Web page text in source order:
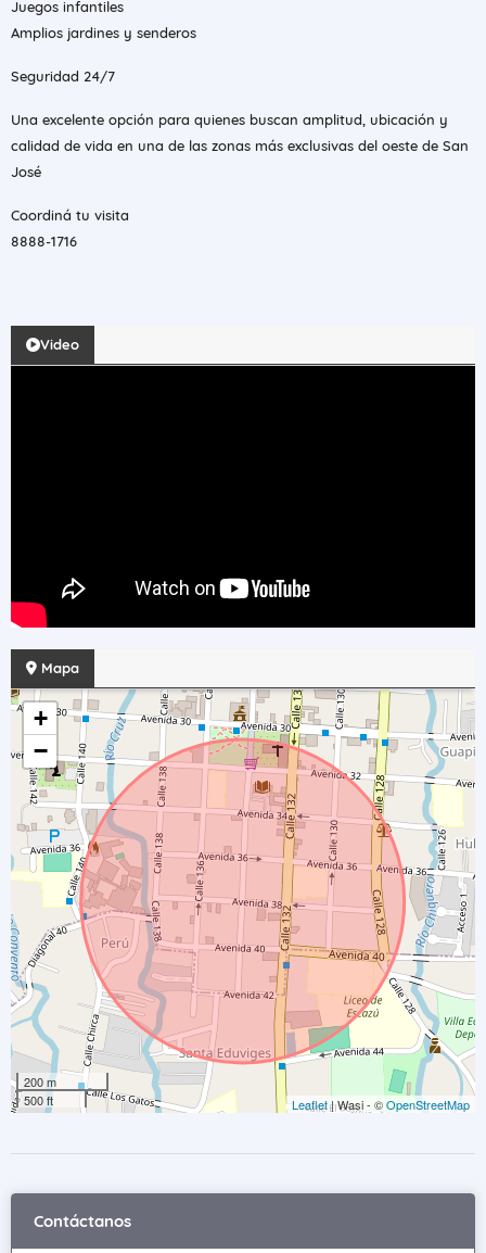
Juegos infantiles
Amplios jardines y senderos
Seguridad 24/7
Una excelente opción para quienes buscan amplitud, ubicación y
calidad de vida en una de las zonas más exclusivas del oeste de San
José
Coordiná tu visita
8888-1716
Video
Mapa
+
−
200 m
500 ft
Leaflet| Wasi - ©OpenStreetMap
Contáctanos